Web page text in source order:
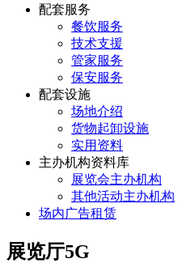
配套服务
餐饮服务
技术支援
管家服务
保安服务
配套设施
场地介绍
货物起卸设施
实用资料
主办机构资料库
展览会主办机构
其他活动主办机构
场内广告租赁
展览厅5G